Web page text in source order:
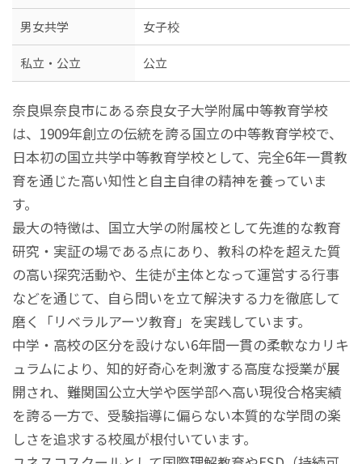
男女共学 女子校
私立・公立 公立
奈良県奈良市にある奈良女子大学附属中等教育学校
は、1909年創立の伝統を誇る国立の中等教育学校で、
日本初の国立共学中等教育学校として、完全6年一貫教
育を通じた高い知性と自主自律の精神を養っていま
す。
最大の特徴は、国立大学の附属校として先進的な教育
研究・実証の場である点にあり、教科の枠を超えた質
の高い探究活動や、生徒が主体となって運営する行事
などを通じて、自ら問いを立て解決する力を徹底して
磨く「リベラルアーツ教育」を実践しています。
中学・高校の区分を設けない6年間一貫の柔軟なカリキ
ュラムにより、知的好奇心を刺激する高度な授業が展
開され、難関国公立大学や医学部へ高い現役合格実績
を誇る一方で、受験指導に偏らない本質的な学問の楽
しさを追求する校風が根付いています。